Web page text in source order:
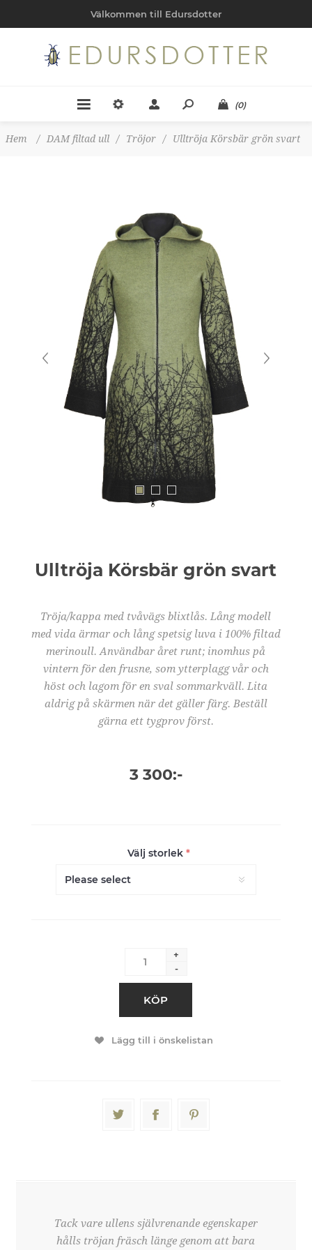
Välkommen till Edursdotter
(0)
Hem / DAM filtad ull / Tröjor / Ulltröja Körsbär grön svart
Ulltröja Körsbär grön svart
Tröja/kappa med tvåvägs blixtlås. Lång modell
med vida ärmar och lång spetsig luva i 100% filtad
merinoull. Användbar året runt; inomhus på
vintern för den frusne, som ytterplagg vår och
höst och lagom för en sval sommarkväll. Lita
aldrig på skärmen när det gäller färg. Beställ
gärna ett tygprov först.
3 300:-
Välj storlek *
+
-
KÖP
Lägg till i önskelistan
Tack vare ullens självrenande egenskaper
hålls tröjan fräsch länge genom att bara